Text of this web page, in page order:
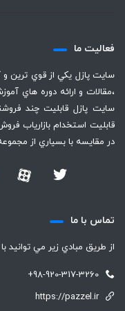
فعاليت ما
سايت پازل يكي از قوي ترين
،‌مقالات و ارائه دوره هاي
قابليت استخدام بازارياب
در مقايسه با بسياري از
تماس با ما
از طريق مبادي زير مي توانيد
+98-920-317-3260
https://pazzel.ir